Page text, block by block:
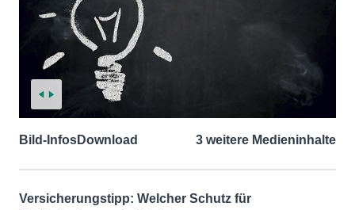
Bild-InfosDownload 3 weitere Medieninhalte
Versicherungstipp: Welcher Schutz für